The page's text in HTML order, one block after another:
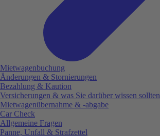
Mietwagenbuchung
Änderungen & Stornierungen
Bezahlung & Kaution
Versicherungen & was Sie darüber wissen sollten
Mietwagenübernahme & -abgabe
Car Check
Allgemeine Fragen
Panne, Unfall & Strafzettel